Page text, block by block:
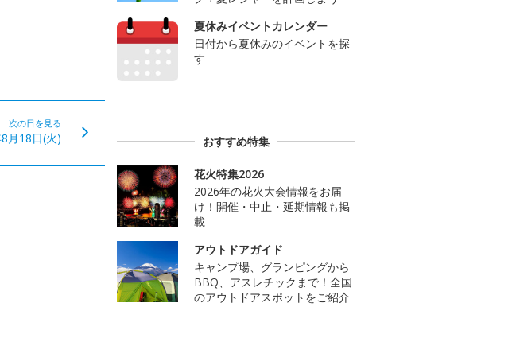
次の日を見る
月18日(火)
夏休みイベントカレンダー
日付から夏休みのイベントを探
す
おすすめ特集
花火特集2026
2026年の花火大会情報をお届
け！開催・中止・延期情報も掲
載
アウトドアガイド
キャンプ場、グランピングから
BBQ、アスレチックまで！全国
のアウトドアスポットをご紹介